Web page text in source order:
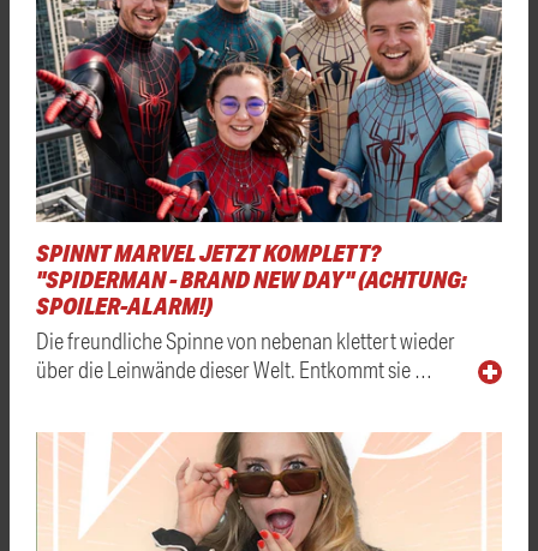
SPINNT MARVEL JETZT KOMPLETT?
"SPIDERMAN - BRAND NEW DAY" (ACHTUNG:
SPOILER-ALARM!)
Die freundliche Spinne von nebenan klettert wieder
über die Leinwände dieser Welt. Entkommt sie …